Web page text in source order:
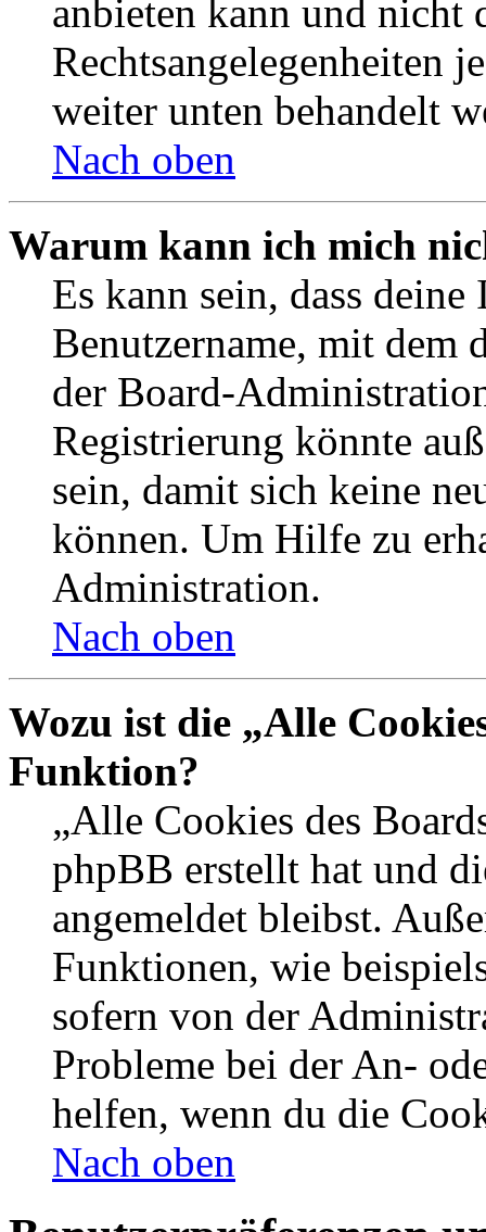
anbieten kann und nicht
Rechtsangelegenheiten
weiter unten behandelt
Nach oben
Warum kann ich mich
Es kann sein, dass
Benutzername, mit dem
der Board-
Registrierung könnte
sein, damit sich keine
können. Um Hilfe zu
Administration.
Nach oben
Wozu ist die „Alle
Funktion?
„Alle Cookies des
phpBB erstellt hat und
angemeldet bleibst.
Funktionen, wie
sofern von der
Probleme bei der An-
helfen, wenn du die
Nach oben